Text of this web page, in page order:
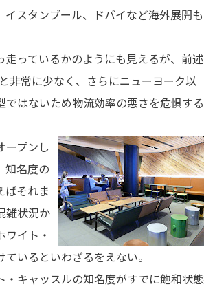
イスタンブール、ドバイなど海外展開も
っているかのようにも見えるが、前述
非常に少なく、さらにニューヨーク以
ではないため物流効率の悪さを危惧する
ープンし
知名度の
ばそれま
雑状況か
ワイト・
ているといわざるをえない。
キャッスルの知名度がすでに飽和状態